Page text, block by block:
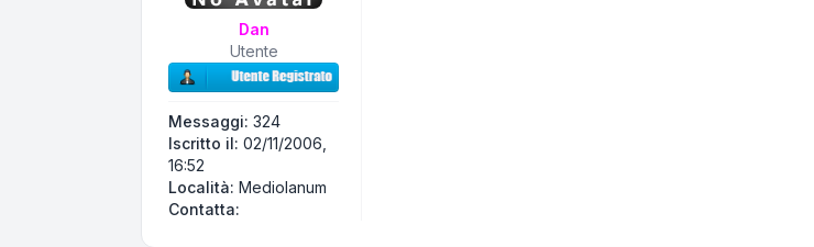
Dan
Utente
Messaggi: 324
Iscritto il: 02/11/2006,
16:52
Località: Mediolanum
Contatta: